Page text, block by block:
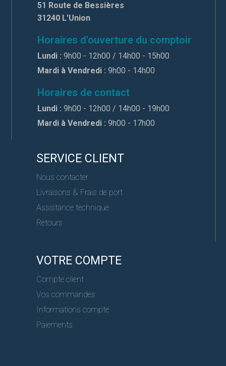
51 Route de Bessières
31240 L'Union
Horaires d'ouverture du comptoir
Lundi : 9h00 - 12h00 / 14h00 - 15h00
Mardi à Vendredi : 9h00 - 14h00
Horaires de contact
Lundi : 9h00 - 12h00 / 14h00 - 19h00
Mardi à Vendredi : 9h00 - 17h00
SERVICE CLIENT
Nous contacter
Livraisons & Frais de port
Assistance technique
Retours
VOTRE COMPTE
Compte client
Vos commandes
Informations compte
Paiements